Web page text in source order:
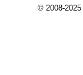
© 2008-2025